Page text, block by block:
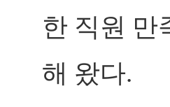
한 직원 만
해 왔다.